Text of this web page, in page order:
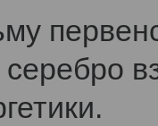
серебро